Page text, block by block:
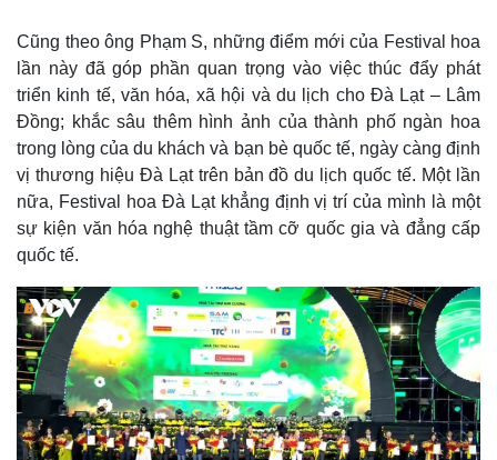
Cũng theo ông Phạm S, những điểm mới của Festival hoa
lần này đã góp phần quan trọng vào việc thúc đẩy phát
triển kinh tế, văn hóa, xã hội và du lịch cho Đà Lạt – Lâm
Đồng; khắc sâu thêm hình ảnh của thành phố ngàn hoa
trong lòng của du khách và bạn bè quốc tế, ngày càng định
vị thương hiệu Đà Lạt trên bản đồ du lịch quốc tế. Một lần
nữa, Festival hoa Đà Lạt khẳng định vị trí của mình là một
sự kiện văn hóa nghệ thuật tầm cỡ quốc gia và đẳng cấp
quốc tế.